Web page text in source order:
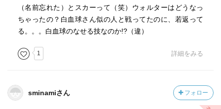
（名前忘れた）とスカーって（笑）ウォルターはどうなっ
ちゃったの？白血球さん似の人と戦ってたのに、若返って
る。。。白血球のなせる技なのか!?（違）
1 詳細をみる
sminamiさん フォロー